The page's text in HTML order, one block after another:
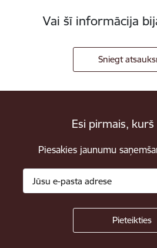
Vai šī informācija
Sniegt
Esi pirmais, kurš
Piesakies jaunumu